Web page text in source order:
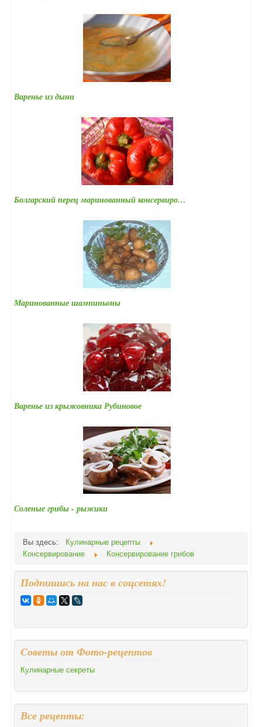
Варенье из дыни
Болгарский перец маринованный консервиро…
Маринованные шампиньоны
Варенье из крыжовника Рубиновое
Соленые грибы - рыжики
Вы здесь:
Кулинарные рецепты
Консервирование
Консервирование грибов
Подпишись на нас в соцсетях!
Cоветы от Фото-рецептов
Кулинарные секреты
Все рецепты: